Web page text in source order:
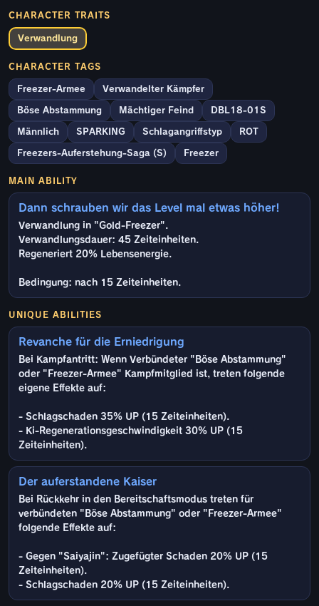
CHARACTER TRAITS
Verwandlung
CHARACTER TAGS
Freezer-Armee Verwandelter Kämpfer
Böse Abstammung Mächtiger Feind DBL18-01S
Männlich SPARKING Schlagangriffstyp ROT
Freezers-Auferstehung-Saga (S) Freezer
MAIN ABILITY
Dann schrauben wir das Level mal etwas höher!
Verwandlung in "Gold-Freezer".
Verwandlungsdauer: 45 Zeiteinheiten.
Regeneriert 20% Lebensenergie.
Bedingung: nach 15 Zeiteinheiten.
UNIQUE ABILITIES
Revanche für die Erniedrigung
Bei Kampfantritt: Wenn Verbündeter "Böse Abstammung"
oder "Freezer-Armee" Kampfmitglied ist, treten folgende
eigene Effekte auf:
- Schlagschaden 35% UP (15 Zeiteinheiten).
- Ki-Regenerationsgeschwindigkeit 30% UP (15
Zeiteinheiten).
Der auferstandene Kaiser
Bei Rückkehr in den Bereitschaftsmodus treten für
verbündeten "Böse Abstammung" oder "Freezer-Armee"
folgende Effekte auf:
- Gegen "Saiyajin": Zugefügter Schaden 20% UP (15
Zeiteinheiten).
- Schlagschaden 20% UP (15 Zeiteinheiten).